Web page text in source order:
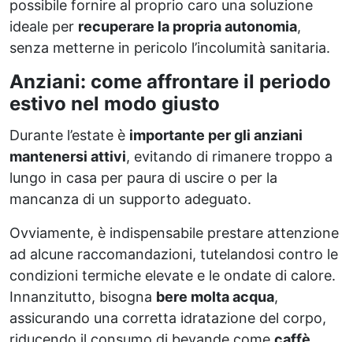
possibile fornire al proprio caro una soluzione
ideale per recuperare la propria autonomia,
senza metterne in pericolo l’incolumità sanitaria.
Anziani: come affrontare il periodo
estivo nel modo giusto
Durante l’estate è importante per gli anziani
mantenersi attivi, evitando di rimanere troppo a
lungo in casa per paura di uscire o per la
mancanza di un supporto adeguato.
Ovviamente, è indispensabile prestare attenzione
ad alcune raccomandazioni, tutelandosi contro le
condizioni termiche elevate e le ondate di calore.
Innanzitutto, bisogna bere molta acqua,
assicurando una corretta idratazione del corpo,